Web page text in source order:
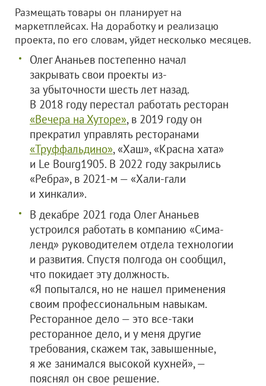
Размещать товары он планирует на
маркетплейсах. На доработку и реализацю
проекта, по его словам, уйдет несколько месяцев.
Олег Ананьев постепенно начал
закрывать свои проекты из-
за убыточности шесть лет назад.
В 2018 году перестал работать ресторан
«Вечера на Хуторе», в 2019 году он
прекратил управлять ресторанами
«Труффальдино», «Хаш», «Красна хата»
и Le Bourg1905. В 2022 году закрылись
«Ребра», в 2021-м — «Хали-гали
и хинкали».
В декабре 2021 года Олег Ананьев
устроился работать в компанию «Сима-
ленд» руководителем отдела технологии
и развития. Спустя полгода он сообщил,
что покидает эту должность.
«Я попытался, но не нашел применения
своим профессиональным навыкам.
Ресторанное дело — это все-таки
ресторанное дело, и у меня другие
требования, скажем так, завышенные,
я же занимался высокой кухней», —
пояснял он свое решение.